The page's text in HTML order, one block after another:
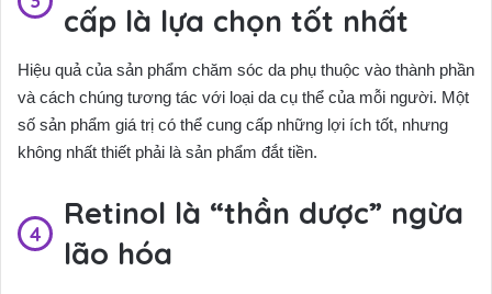
cấp là lựa chọn tốt nhất
Hiệu quả của sản phẩm chăm sóc da phụ thuộc vào thành phần
và cách chúng tương tác với loại da cụ thể của mỗi người. Một
số sản phẩm giá trị có thể cung cấp những lợi ích tốt, nhưng
không nhất thiết phải là sản phẩm đắt tiền.
Retinol là “thần dược” ngừa
lão hóa